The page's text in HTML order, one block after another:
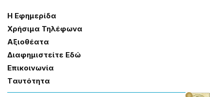
Η Εφημερίδα
Χρήσɩμα Τηλέφωνα
Αξɩοθέατα
Δɩαφημɩστείτε Εδώ
Επɩκοɩνωνία
Tαυτότητα